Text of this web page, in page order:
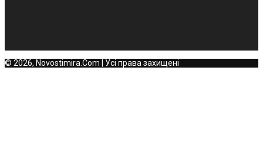
© 2026, Novostimira.Com | Усі права захищені